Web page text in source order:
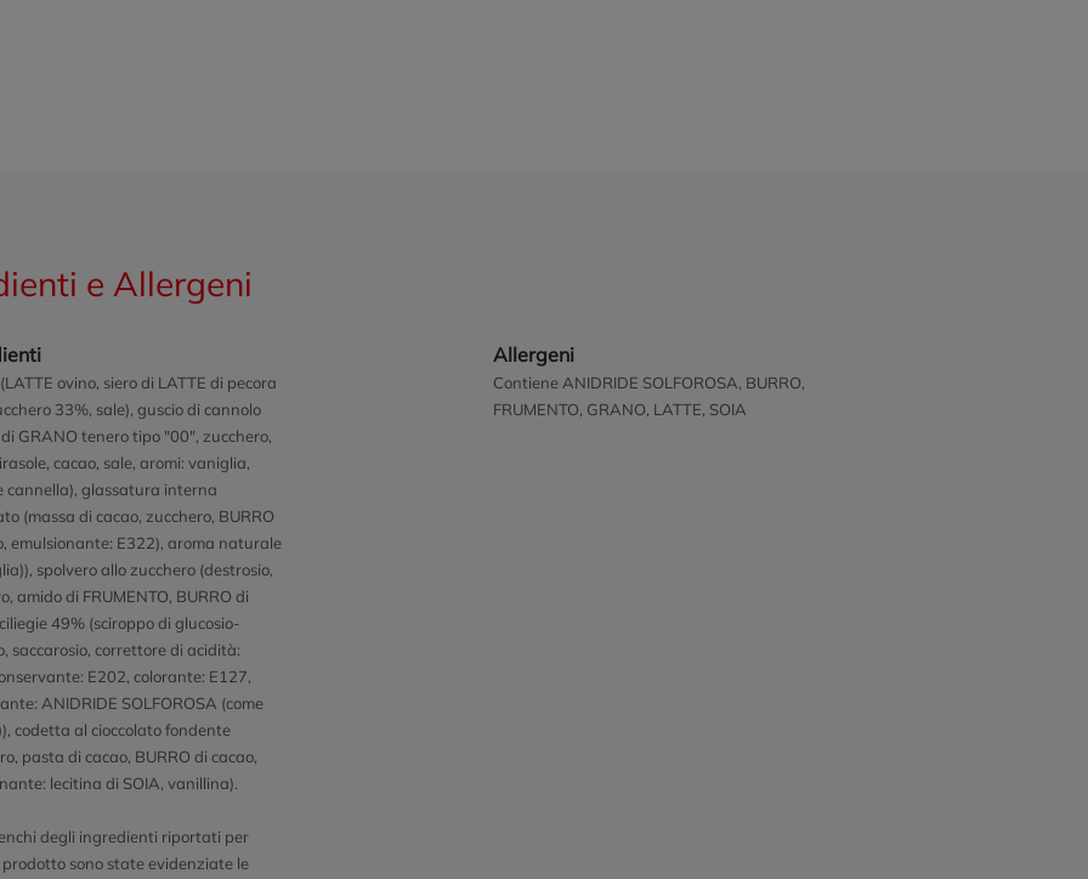
e Allergeni
ovino, siero di LATTE di pecora
33%, sale), guscio di cannolo
GRANO tenero tipo "00", zucchero,
cacao, sale, aromi: vaniglia,
cannella), glassatura interna
(massa di cacao, zucchero, BURRO
emulsionante: E322), aroma naturale
spolvero allo zucchero (destrosio,
amido di FRUMENTO, BURRO di
49% (sciroppo di glucosio-
saccarosio, correttore di acidità:
E202, colorante: E127,
ANIDRIDE SOLFOROSA (come
codetta al cioccolato fondente
pasta di cacao, BURRO di cacao,
lecitina di SOIA, vanillina).
degli ingredienti riportati per
prodotto sono state evidenziate le
Allergeni
Contiene ANIDRIDE SOLFOROSA, BURRO,
FRUMENTO, GRANO, LATTE, SOIA